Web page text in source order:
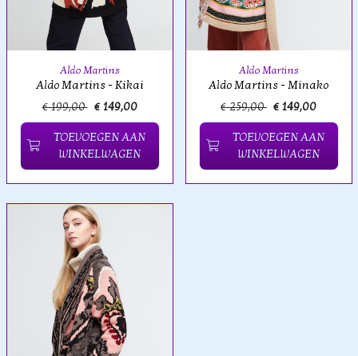
Aldo Martins
Aldo Martins - Kikai
€ 199,00 € 149,00
TOEVOEGEN AAN
WINKELWAGEN
Aldo Martins
Aldo Martins - Minako
€ 259,00 € 149,00
TOEVOEGEN AAN
WINKELWAGEN